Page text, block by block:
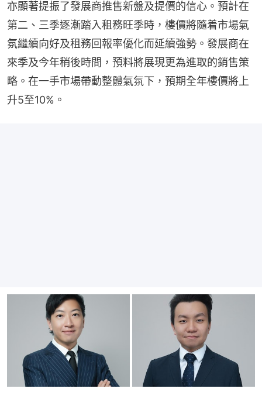
亦顯著提振了發展商推售新盤及提價的信心。預計在
第二、三季逐漸踏入租務旺季時，樓價將隨着市場氣
氛繼續向好及租務回報率優化而延續強勢。發展商在
來季及今年稍後時間，預料將展現更為進取的銷售策
略。在一手市場帶動整體氣氛下，預期全年樓價將上
升5至10%。